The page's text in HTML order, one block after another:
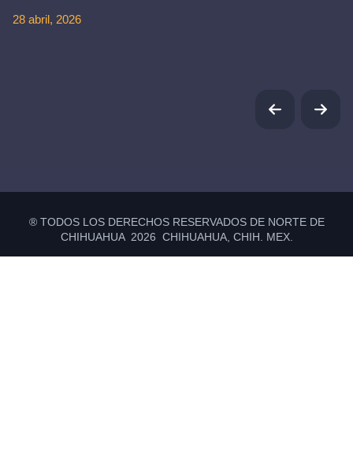
28 abril, 2026
® TODOS LOS DERECHOS RESERVADOS DE NORTE DE
CHIHUAHUA 2026 CHIHUAHUA, CHIH. MEX.